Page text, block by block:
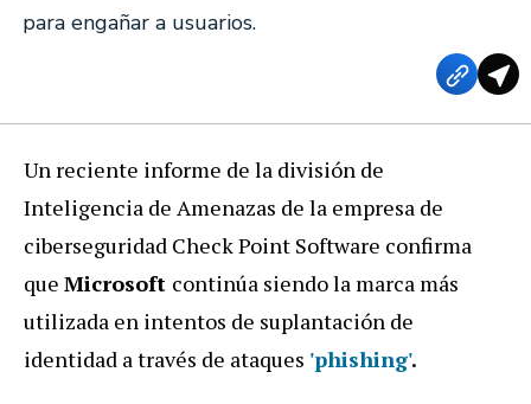
para engañar a usuarios.
Un reciente informe de la división de
Inteligencia de Amenazas de la empresa de
ciberseguridad Check Point Software confirma
que Microsoft continúa siendo la marca más
utilizada en intentos de suplantación de
identidad a través de ataques 'phishing'.